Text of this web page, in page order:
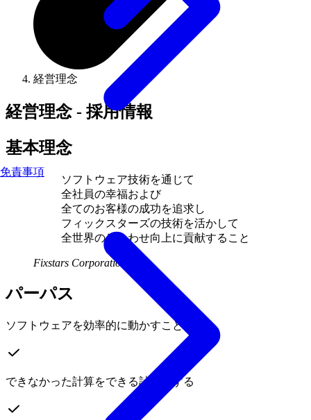
免責事項
経営理念
経営理念 - 採用情報
基本理念
ソフトウェア技術を通じて
全社員の幸福および
全てのお客様の成功を追求し
フィックスターズの技術を活かして
全世界のしあわせ向上に貢献すること
Fixstars Corporation
パーパス
ソフトウェアを効率的に動かすことで
できなかった計算をできる計算に する